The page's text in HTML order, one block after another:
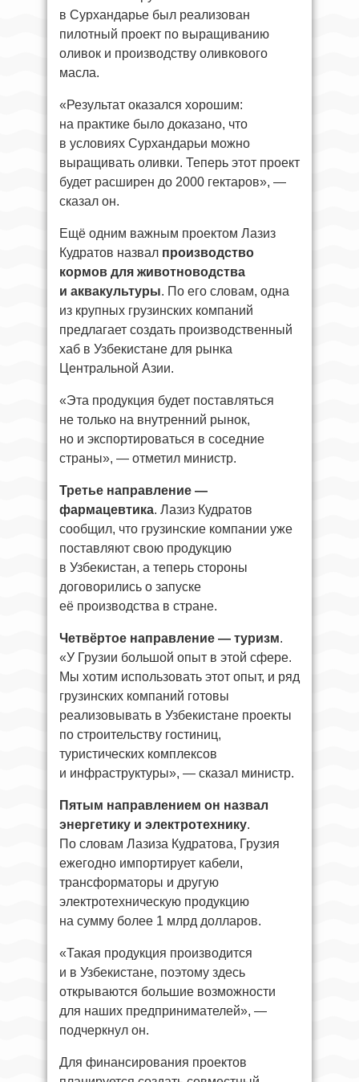
в Сурхандарье был реализован
пилотный проект по выращиванию
оливок и производству оливкового
масла.
«Результат оказался хорошим:
на практике было доказано, что
в условиях Сурхандарьи можно
выращивать оливки. Теперь этот проект
будет расширен до 2000 гектаров», —
сказал он.
Ещё одним важным проектом Лазиз
Кудратов назвал производство
кормов для животноводства
и аквакультуры. По его словам, одна
из крупных грузинских компаний
предлагает создать производственный
хаб в Узбекистане для рынка
Центральной Азии.
«Эта продукция будет поставляться
не только на внутренний рынок,
но и экспортироваться в соседние
страны», — отметил министр.
Третье направление —
фармацевтика. Лазиз Кудратов
сообщил, что грузинские компании уже
поставляют свою продукцию
в Узбекистан, а теперь стороны
договорились о запуске
её производства в стране.
Четвёртое направление — туризм.
«У Грузии большой опыт в этой сфере.
Мы хотим использовать этот опыт, и ряд
грузинских компаний готовы
реализовывать в Узбекистане проекты
по строительству гостиниц,
туристических комплексов
и инфраструктуры», — сказал министр.
Пятым направлением он назвал
энергетику и электротехнику.
По словам Лазиза Кудратова, Грузия
ежегодно импортирует кабели,
трансформаторы и другую
электротехническую продукцию
на сумму более 1 млрд долларов.
«Такая продукция производится
и в Узбекистане, поэтому здесь
открываются большие возможности
для наших предпринимателей», —
подчеркнул он.
Для финансирования проектов